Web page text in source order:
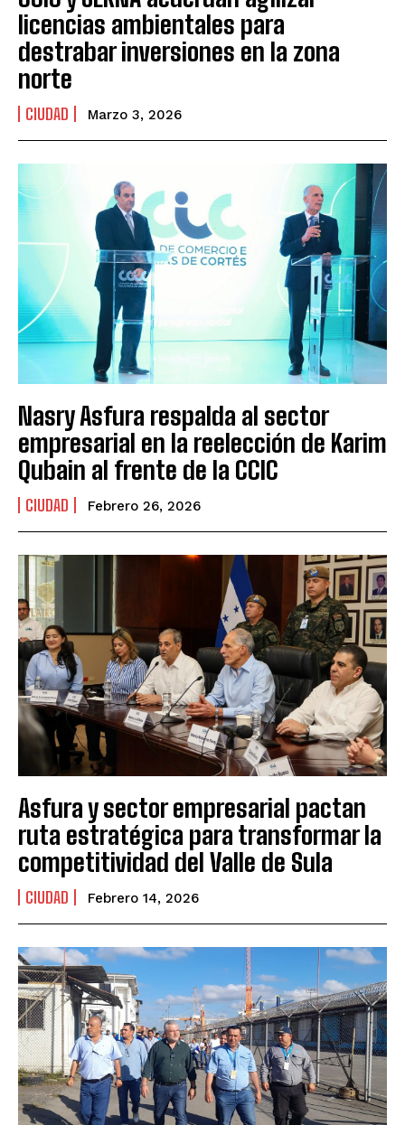
licencias ambientales para
destrabar inversiones en la zona
norte
CIUDAD Marzo 3, 2026
Nasry Asfura respalda al sector
empresarial en la reelección de Karim
Qubain al frente de la CCIC
CIUDAD Febrero 26, 2026
Asfura y sector empresarial pactan
ruta estratégica para transformar la
competitividad del Valle de Sula
CIUDAD Febrero 14, 2026